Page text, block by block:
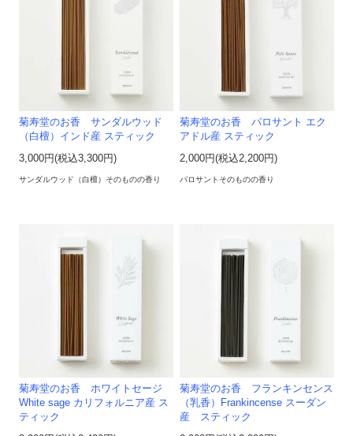
菊寿堂のお香 サンダルウッド
（白檀）インド産 スティック
3,000円(税込3,300円)
サンダルウッド（白檀）そのものの香り
菊寿堂のお香 パロサント エク
アドル産 スティック
2,000円(税込2,200円)
パロサントそのものの香り
菊寿堂のお香 ホワイトセージ
White sage カリフォルニア産 ス
ティック
菊寿堂のお香 フランキンセンス
（乳香）Frankincense スーダン
産 スティック